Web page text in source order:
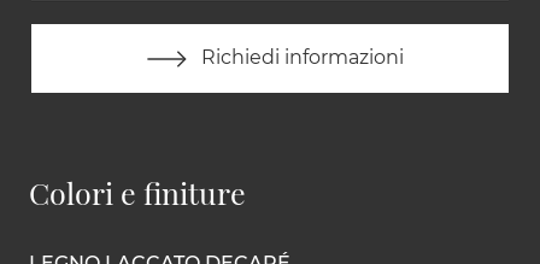
Richiedi informazioni
Colori e finiture